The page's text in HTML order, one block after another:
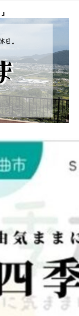
』